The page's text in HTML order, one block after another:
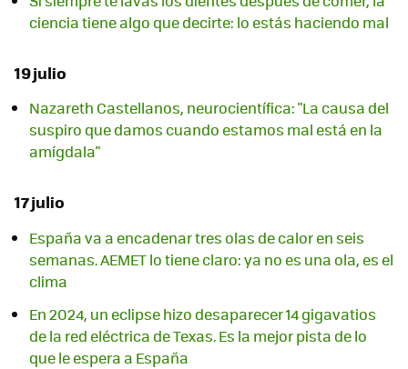
ciencia tiene algo que decirte: lo estás haciendo mal
19 julio
Nazareth Castellanos, neurocientífica: "La causa del
suspiro que damos cuando estamos mal está en la
amígdala"
17 julio
España va a encadenar tres olas de calor en seis
semanas. AEMET lo tiene claro: ya no es una ola, es el
clima
En 2024, un eclipse hizo desaparecer 14 gigavatios
de la red eléctrica de Texas. Es la mejor pista de lo
que le espera a España